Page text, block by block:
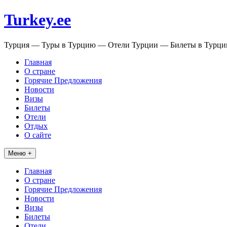
Перейти
к
Turkey.ee
Турция — Туры в Турцию — Отели Турции — Билеты в
Главная
О стране
Горячие Предложения
Новости
Визы
Билеты
Отели
Отдых
О сайте
Меню +
Главная
О стране
Горячие Предложения
Новости
Визы
Билеты